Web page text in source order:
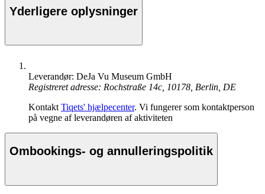
Yderligere oplysninger
Leverandør: DeJa Vu Museum GmbH
Registreret adresse: Rochstraße 14c, 10178, Berlin, DE
KontaktTiqets' hjælpecenter. Vi fungerer som kontaktperson
på vegne af leverandøren af aktiviteten
Ombookings- og annulleringspolitik